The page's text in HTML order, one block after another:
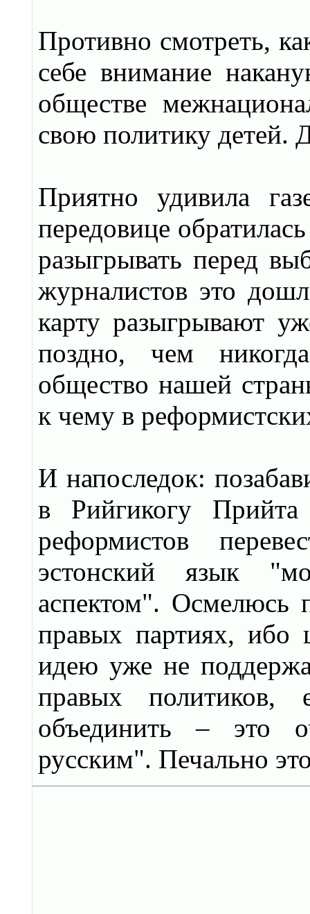
Противно смотреть,
себе внимание
обществе
свою политику детей.
Приятно удивила
передовице
разыгрывать перед
журналистов это
карту разыгрывают
поздно, чем
общество нашей
к чему в
И напоследок:
в Рийгикогу
реформистов
эстонский язык
аспектом". Осмелюсь
правых партиях, ибо
идею уже не
правых политиков,
объединить – это
русским". Печально